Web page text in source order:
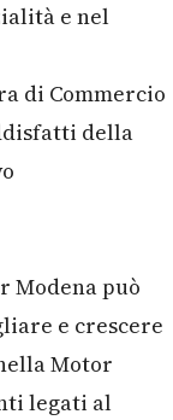
e nel
di Commercio
della
Modena può
e crescere
Motor
legati al